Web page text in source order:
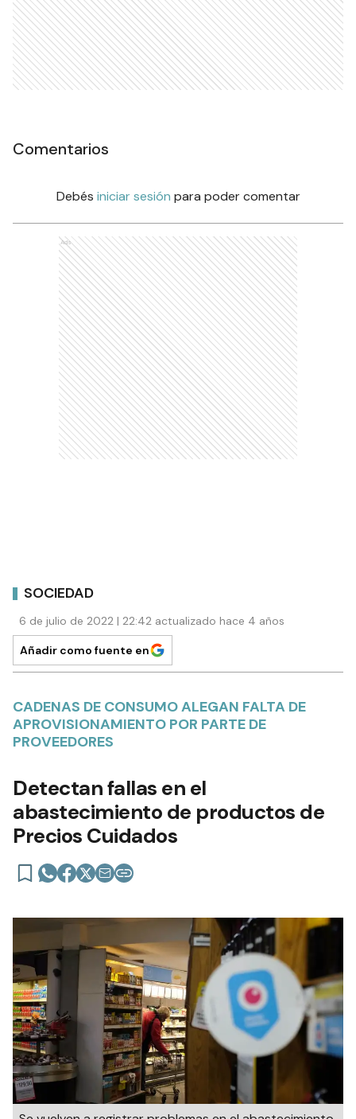
Comentarios
Debés iniciar sesión para poder comentar
Ads
SOCIEDAD
6 de julio de 2022 | 22:42 actualizado hace 4 años
Añadir como fuente en
CADENAS DE CONSUMO ALEGAN FALTA DE
APROVISIONAMIENTO POR PARTE DE
PROVEEDORES
Detectan fallas en el
abastecimiento de productos de
Precios Cuidados